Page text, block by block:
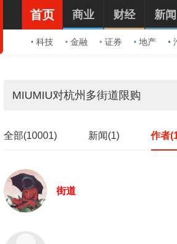
首页
科技 金融 证券 地产
商业 财经 新闻
全部(10001) 新闻(1) 作者
街道